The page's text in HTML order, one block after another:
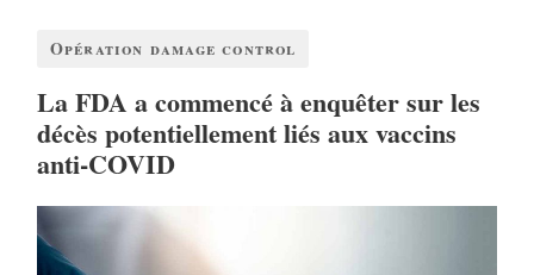
Opération damage control
La FDA a commencé à enquêter sur les
décès potentiellement liés aux vaccins
anti-COVID